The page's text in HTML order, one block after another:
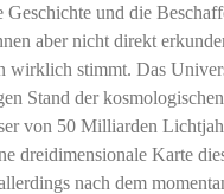
Geschichte und die
aber nicht direkt
wirklich stimmt. Das
Stand der
von 50 Milliarden
dreidimensionale Karte
nach dem